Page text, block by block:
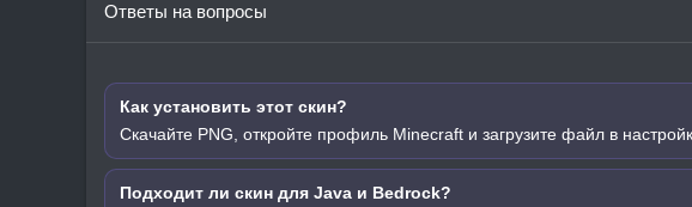
Ответы на вопросы
Как установить этот скин?
Скачайте PNG, откройте профиль Minecraft и загрузите файл в
Подходит ли скин для Java и Bedrock?